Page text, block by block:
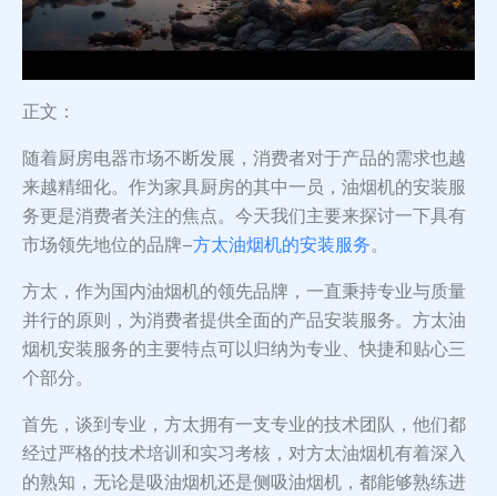
正文：
随着厨房电器市场不断发展，消费者对于产品的需求也越
来越精细化。作为家具厨房的其中一员，油烟机的安装服
务更是消费者关注的焦点。今天我们主要来探讨一下具有
市场领先地位的品牌–方太油烟机的安装服务。
方太，作为国内油烟机的领先品牌，一直秉持专业与质量
并行的原则，为消费者提供全面的产品安装服务。方太油
烟机安装服务的主要特点可以归纳为专业、快捷和贴心三
个部分。
首先，谈到专业，方太拥有一支专业的技术团队，他们都
经过严格的技术培训和实习考核，对方太油烟机有着深入
的熟知，无论是吸油烟机还是侧吸油烟机，都能够熟练进